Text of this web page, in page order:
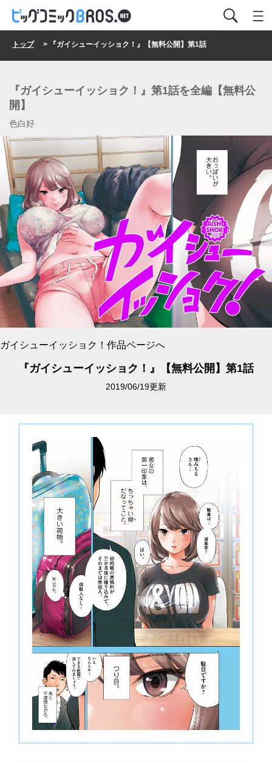
トップ> 『ガイシューイッショク！』【無料公開】第1話
『ガイシューイッショク！』第1話を全編【無料公
開】
色白好
ガイシューイッショク！作品ページへ
『ガイシューイッショク！』【無料公開】第1話
2019/06/19更新